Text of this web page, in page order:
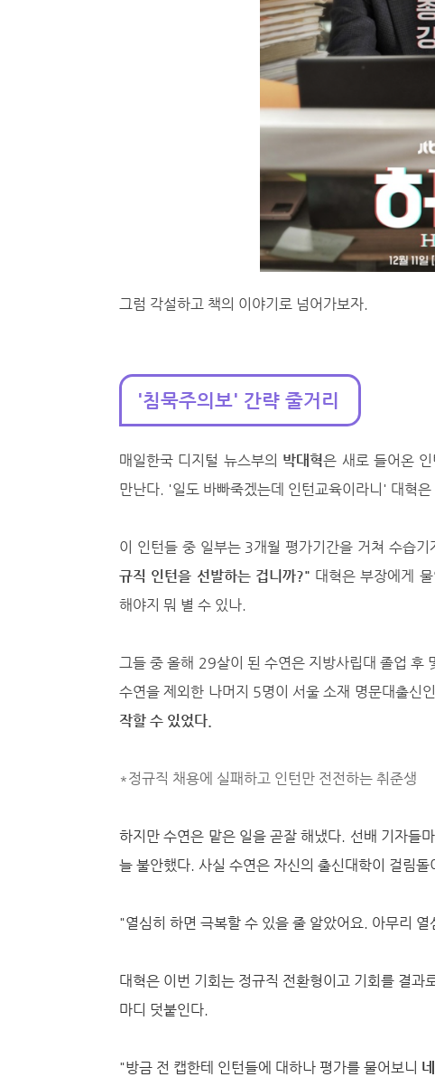
그럼 각설하고 책의 이야기로 넘어가보자.
'침묵주의보' 간략 줄거리
매일한국 디지털 뉴스부의 박대혁은 새로 들어온
만난다. '일도 바빠죽겠는데 인턴교육이라니' 대혁
이 인턴들 중 일부는 3개월 평가기간을 거쳐 수습기
규직 인턴을 선발하는 겁니까?" 대혁은 부장에게
해야지 뭐 별 수 있나.
그들 중 올해 29살이 된 수연은 지방사립대 졸업 후
수연을 제외한 나머지 5명이 서울 소재 명문대출신
작할 수 있었다.
*정규직 채용에 실패하고 인턴만 전전하는 취준생
하지만 수연은 맡은 일을 곧잘 해냈다. 선배 기자들
늘 불안했다. 사실 수연은 자신의 출신대학이 걸림
"열심히 하면 극복할 수 있을 줄 알았어요. 아무리
대혁은 이번 기회는 정규직 전환형이고 기회를 결
마디 덧붙인다.
"방금 전 캡한테 인턴들에 대하나 평가를 물어보니